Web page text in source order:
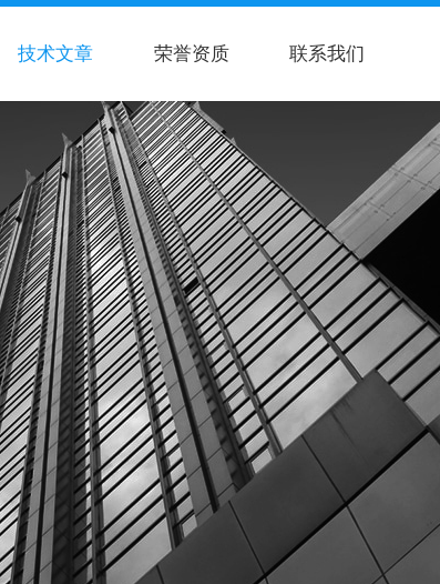
技术文章 荣誉资质 联系我们